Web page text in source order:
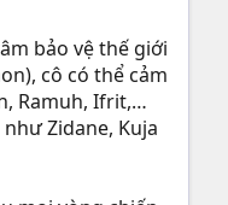
bảo vệ thế giới
cô có thể cảm
Ramuh, Ifrit,…
Zidane, Kuja